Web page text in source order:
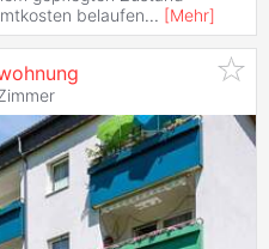
belaufen... [Mehr]